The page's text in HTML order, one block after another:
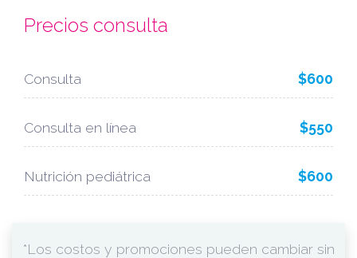
Precios consulta
Consulta $600
Consulta en línea $550
Nutrición pediátrica $600
*Los costos y promociones pueden cambiar sin